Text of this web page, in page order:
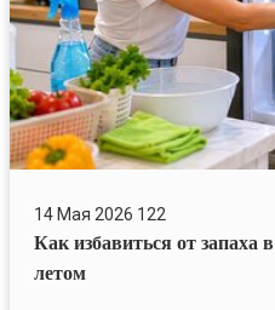
летом
14 Мая 2026 122
Как избавиться от запаха
летом